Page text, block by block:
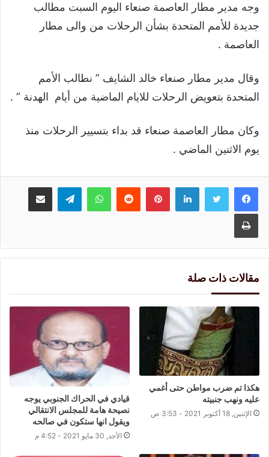
وجه مدير مطار العاصمة صنعاء اليوم السبت مطالب
جديدة للأمم المتحدة بشأن الرحلات من والى مطار
العاصمة .
وقال مدير مطار صنعاء خالد الشايف ” نطالب الأمم
المتحدة بتعويض الرحلات للايام الماضية من أيام الهدنة ” .
وكان مطار العاصمة صنعاء قد بداء بتسيير الرحلات منذ
يوم الاثنين الماضي .
لينكدإنبينتيريست واتسابتيلقرام مشاركة عبر البريد
طباعة
مقالات ذات صلة
هكذا تم ضرب مواطن حتى أغمي
عليه ونهب جنبيته
الإثنين, 18 أكتوبر 2021 - 3:53 ص
قيادي في الحراك الجنوبي يوجه
نصيحة هامة للمجلس الانتقالي
ويقول انها ستكون في صالحه
الأحد, 30 مايو 2021 - 4:52 م